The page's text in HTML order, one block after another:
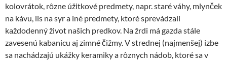
kolovrátok, rôzne úžitkové predmety, napr. staré váhy, mlynček
na kávu, lis na syr a iné predmety, ktoré sprevádzali
každodenný život našich predkov. Na žrdi má gazda stále
zavesenú kabanicu aj zimné čižmy. V strednej (najmenšej) izbe
sa nachádzajú ukážky keramiky a rôznych nádob, ktoré sa v